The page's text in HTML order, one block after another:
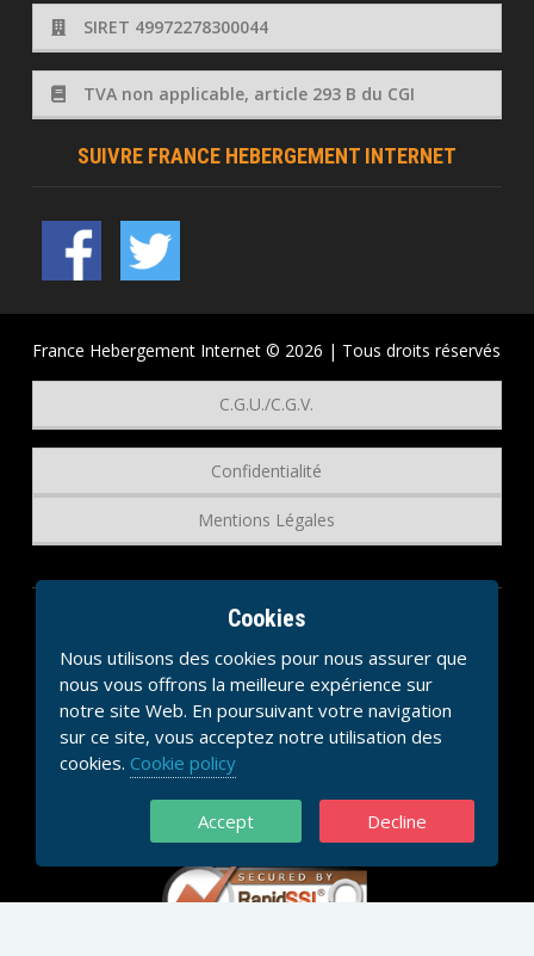
SIRET 49972278300044
TVA non applicable, article 293 B du CGI
SUIVRE FRANCE HEBERGEMENT INTERNET
France Hebergement Internet © 2026 | Tous droits réservés
C.G.U./C.G.V.
Mentions Légales
Confidentialité
Cookies
Nous utilisons des cookies pour nous assurer que
nous vous offrons la meilleure expérience sur
notre site Web. En poursuivant votre navigation
sur ce site, vous acceptez notre utilisation des
cookies. Cookie policy
Accept Decline